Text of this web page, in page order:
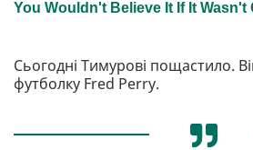
Сьогодні Тимурові пощастило.
футболку Fred Perry.